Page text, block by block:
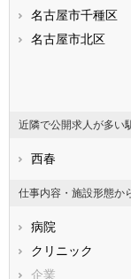
滋賀県
兵庫県
福岡県
熊本県
名古屋市千種区
名古屋市北区
名古屋市港区
名古屋市守山区
豊橋市
一宮市
近隣で公開求人が多い
西春
仕事内容・施設形態か
病院
クリニック
企業